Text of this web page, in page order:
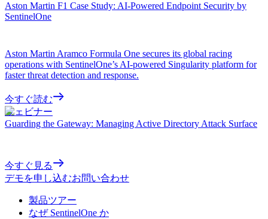
Aston Martin F1 Case Study: AI-Powered Endpoint Security by
SentinelOne
Aston Martin Aramco Formula One secures its global racing
operations with SentinelOne’s AI-powered Singularity platform for
faster threat detection and response.
今すぐ読む
ウェビナー
Guarding the Gateway: Managing Active Directory Attack Surface
今すぐ見る
デモを申し込むお問い合わせ
製品ツアー
なぜ SentinelOne か